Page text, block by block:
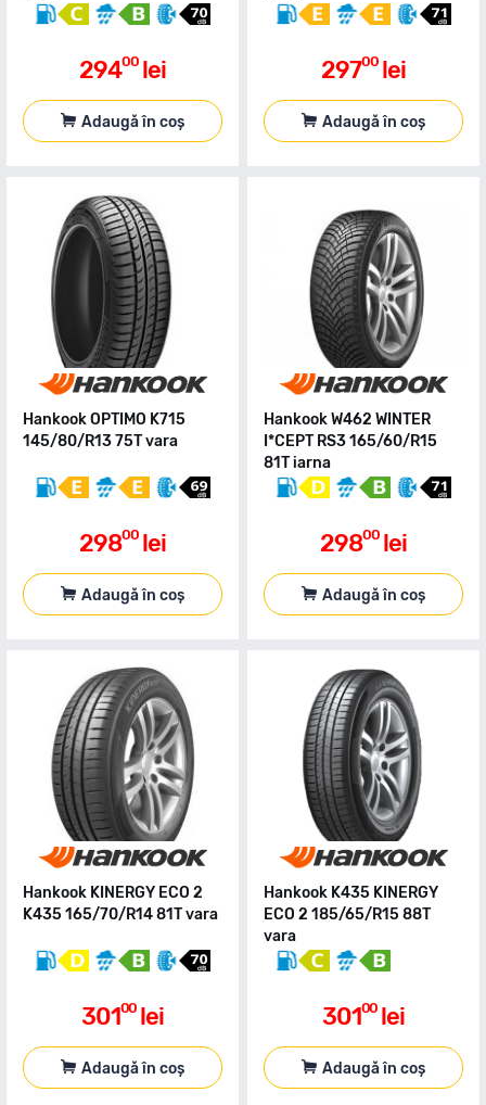
29400 lei
Adaugă în coș
29700 lei
Adaugă în coș
Hankook OPTIMO K715
145/80/R13 75T vara
29800 lei
Adaugă în coș
Hankook W462 WINTER
I*CEPT RS3 165/60/R15
81T iarna
29800 lei
Adaugă în coș
Hankook KINERGY ECO 2
K435 165/70/R14 81T vara
30100 lei
Adaugă în coș
Hankook K435 KINERGY
ECO 2 185/65/R15 88T
vara
30100 lei
Adaugă în coș